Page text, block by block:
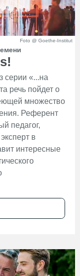
Foto @ Goethe-Institut
серии «...на
речь пойдет о
множество
Референт
педагог,
в
интересные